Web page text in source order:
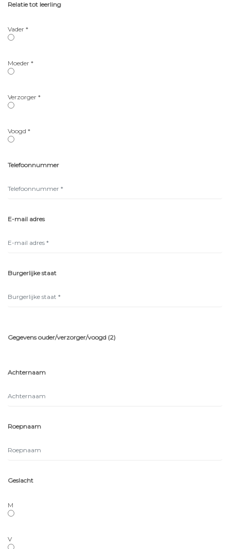
Relatie tot leerling
Vader *
Moeder *
Verzorger *
Voogd *
Telefoonnummer
E-mail adres
Burgerlijke staat
Gegevens ouder/verzorger/voogd (2)
Achternaam
Roepnaam
Geslacht
M
V